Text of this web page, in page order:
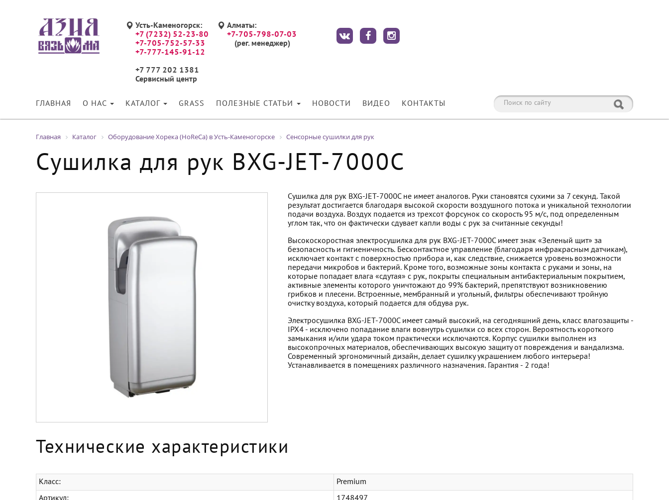
Усть-Каменогорск:
+7 (7232) 52-23-80
+7-705-752-57-33
+7-777-145-91-12
+7 777 202 1381
Сервисный центр
Алматы:
+7-705-798-07-03
(рег. менеджер)
ГЛАВНАЯ О НАС КАТАЛОГ GRASS ПОЛЕЗНЫЕ СТАТЬИ НОВОСТИ ВИДЕО КОНТАКТЫ
Главная Каталог Оборудование Хорека (HoReCa) в Усть-Каменогорске Сенсорные сушилки для рук
Сушилка для рук BXG-JET-7000C
Сушилка для рук BXG-JET-7000C не имеет аналогов. Руки становятся сухими за 7 секунд. Такой
результат достигается благодаря высокой скорости воздушного потока и уникальной технологии
подачи воздуха. Воздух подается из трехсот форсунок со скорость 95 м/с, под определенным
углом так, что он фактически сдувает капли воды с рук за считанные секунды!
Высокоскоростная электросушилка для рук BXG-JET-7000C имеет знак «Зеленый щит» за
безопасность и гигиеничность. Бесконтактное управление (благодаря инфракрасным датчикам),
исключает контакт с поверхностью прибора и, как следствие, снижается уровень возможности
передачи микробов и бактерий. Кроме того, возможные зоны контакта с руками и зоны, на
которые попадает влага «сдутая» с рук, покрыты специальным антибактериальным покрытием,
активные элементы которого уничтожают до 99% бактерий, препятствуют возникновению
грибков и плесени. Встроенные, мембранный и угольный, фильтры обеспечивают тройную
очистку воздуха, который подается для обдува рук.
Электросушилка BXG-JET-7000C имеет самый высокий, на сегодняшний день, класс влагозащиты -
IPX4 - исключено попадание влаги вовнутрь сушилки со всех сторон. Вероятность короткого
замыкания и/или удара током практически исключаются. Корпус сушилки выполнен из
высокопрочных материалов, обеспечивающих высокую защиту от повреждения и вандализма.
Современный эргономичный дизайн, делает сушилку украшением любого интерьера!
Устанавливается в помещениях различного назначения. Гарантия - 2 года!
Технические характеристики
Класс: Premium
Артикул: 1748497